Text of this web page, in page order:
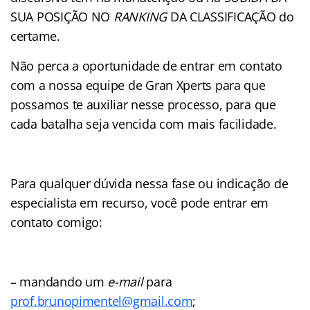
SUA POSIÇÃO NO RANKINGDA CLASSIFICAÇÃO do
certame.
Não perca a oportunidade de entrar em contato
com a nossa equipe de Gran Xperts para que
possamos te auxiliar nesse processo, para que
cada batalha seja vencida com mais facilidade.
Para qualquer dúvida nessa fase ou indicação de
especialista em recurso, você pode entrar em
contato comigo:
– mandando um e-mailpara
prof.brunopimentel@gmail.com;